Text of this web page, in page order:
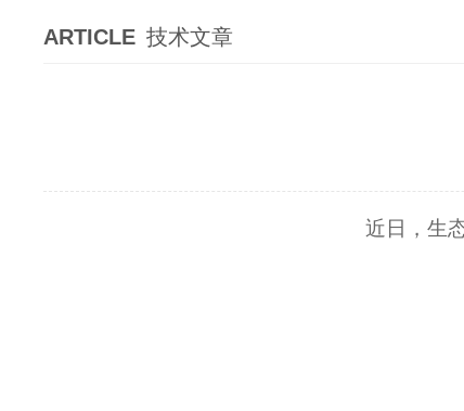
ARTICLE 技术文章
近日，生